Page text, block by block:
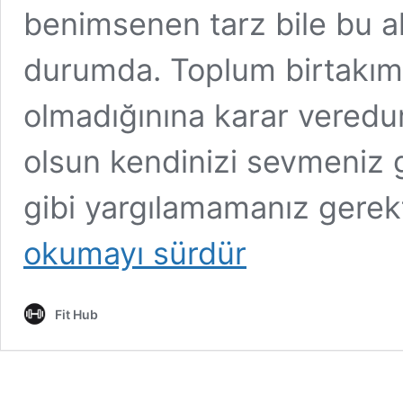
benimsenen tarz bile bu
durumda. Toplum
olmadığınına karar
olsun kendinizi sevmeniz
gibi yargılamamanız
okumayı sürdür
Fit Hub